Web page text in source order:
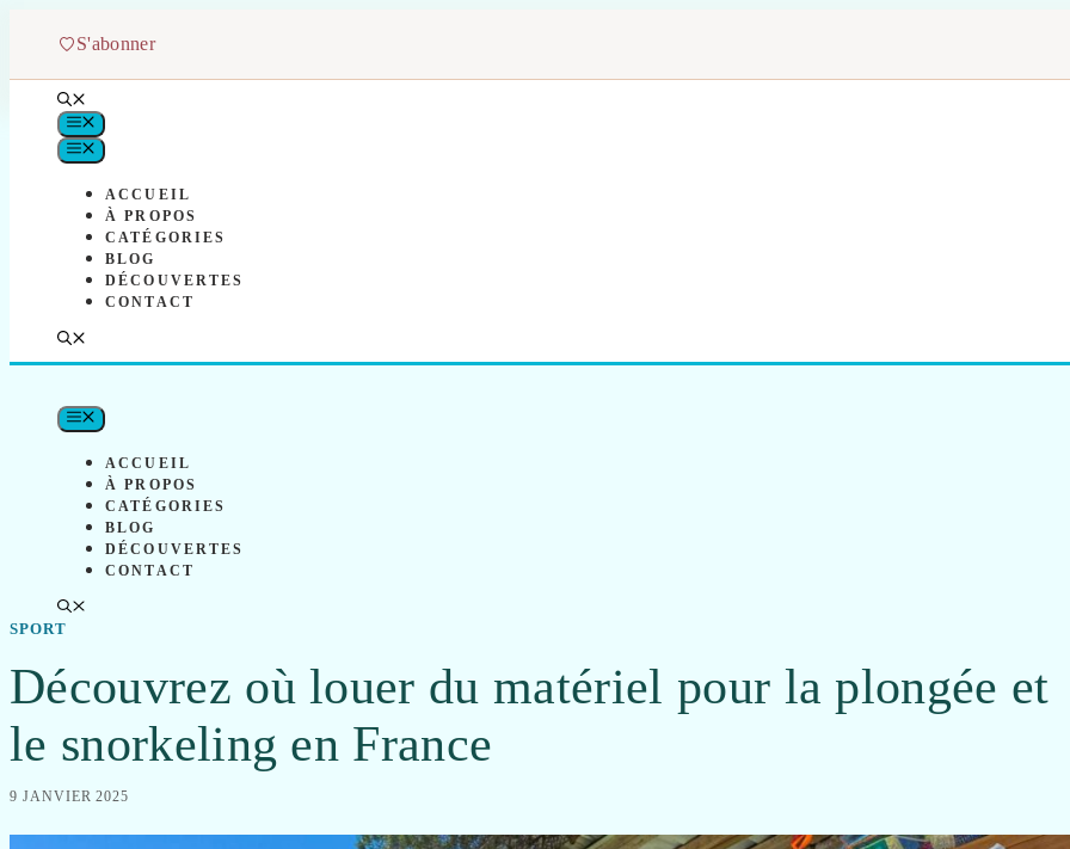
S'abonner
MENU
MENU
ACCUEIL
À PROPOS
CATÉGORIES
BLOG
DÉCOUVERTES
CONTACT
MENU
ACCUEIL
À PROPOS
CATÉGORIES
BLOG
DÉCOUVERTES
CONTACT
SPORT
Découvrez où louer du matériel pour la plongée et
le snorkeling en France
9 JANVIER 2025